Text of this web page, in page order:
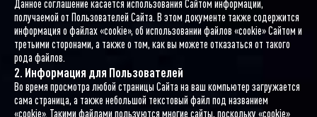
Данное соглашение касается использования Сайтом информации,
получаемой от Пользователей Сайта. В этом документе также содержится
информация о файлах «cookie», об использовании файлов «cookie» Сайтом и
третьими сторонами, а также о том, как вы можете отказаться от такого
рода файлов.
2. Информация для Пользователей
Во время просмотра любой страницы Сайта на ваш компьютер загружается
сама страница, а также небольшой текстовый файл под названием
«cookie». Такими файлами пользуются многие сайты, поскольку «cookie»